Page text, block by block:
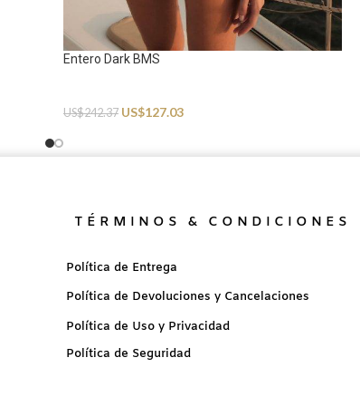
Entero Dark BMS
US$242.37 US$127.03
TÉRMINOS & CONDICIONES
Política de Entrega
Política de Devoluciones y Cancelaciones
Política de Uso y Privacidad
Política de Seguridad